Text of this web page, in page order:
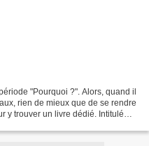
"Pourquoi ?". Alors, quand il
rien de mieux que de se rendre
y trouver un livre dédié. Intitulé